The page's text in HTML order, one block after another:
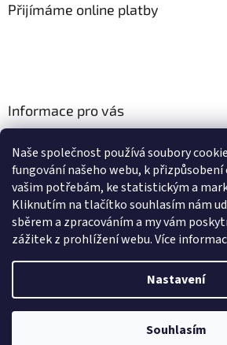
Naše společnost používá soubory
fungování našeho webu, k
vašim potřebám, ke statistickým a
Kliknutím na tlačítko souhlasím nám
sběrem a zpracováním a my vám
zážitek z prohlížení webu.Více
Nastavení
Souhlasím
Přijímáme online platby
Informace pro vás
Podmínky ochrany osobních údajů
Odstoupení od smlouvy
Vyřízení reklamace
Copyright 2026CLEANFEST.CZ. Všechna
nastavení cookies